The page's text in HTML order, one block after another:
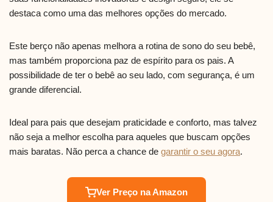
destaca como uma das melhores opções do mercado.
Este berço não apenas melhora a rotina de sono do seu bebê,
mas também proporciona paz de espírito para os pais. A
possibilidade de ter o bebê ao seu lado, com segurança, é um
grande diferencial.
Ideal para pais que desejam praticidade e conforto, mas talvez
não seja a melhor escolha para aqueles que buscam opções
mais baratas. Não perca a chance de garantir o seu agora.
Ver Preço na Amazon